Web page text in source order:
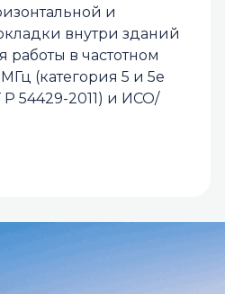
и
внутри зданий
в частотном
(категория 5 и 5e
Р 54429-2011) и ИСО/